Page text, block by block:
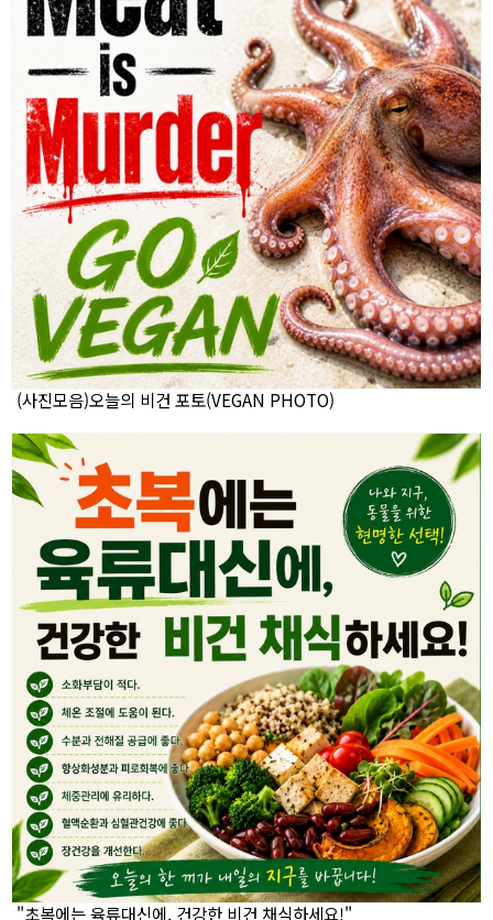
(사진모음)오늘의 비건 포토(VEGAN PHOTO)
"초복에는 육류대신에, 건강한 비건 채식하세요!"